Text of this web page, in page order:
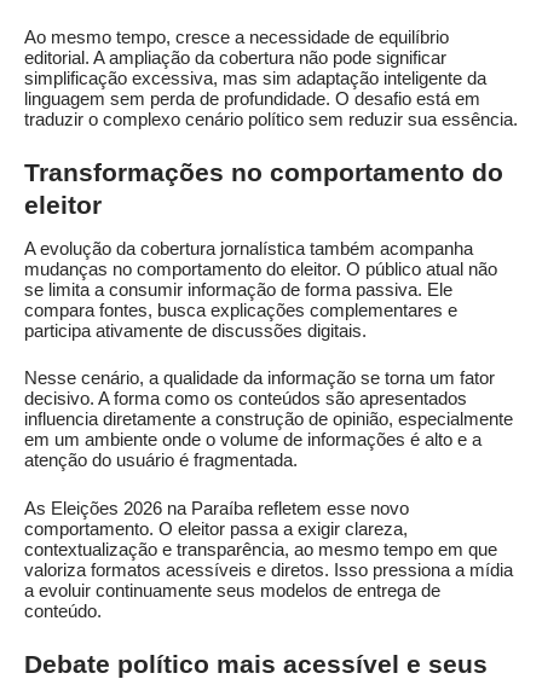
Ao mesmo tempo, cresce a necessidade de equilíbrio
editorial. A ampliação da cobertura não pode significar
simplificação excessiva, mas sim adaptação inteligente da
linguagem sem perda de profundidade. O desafio está em
traduzir o complexo cenário político sem reduzir sua essência.
Transformações no comportamento do
eleitor
A evolução da cobertura jornalística também acompanha
mudanças no comportamento do eleitor. O público atual não
se limita a consumir informação de forma passiva. Ele
compara fontes, busca explicações complementares e
participa ativamente de discussões digitais.
Nesse cenário, a qualidade da informação se torna um fator
decisivo. A forma como os conteúdos são apresentados
influencia diretamente a construção de opinião, especialmente
em um ambiente onde o volume de informações é alto e a
atenção do usuário é fragmentada.
As Eleições 2026 na Paraíba refletem esse novo
comportamento. O eleitor passa a exigir clareza,
contextualização e transparência, ao mesmo tempo em que
valoriza formatos acessíveis e diretos. Isso pressiona a mídia
a evoluir continuamente seus modelos de entrega de
conteúdo.
Debate político mais acessível e seus